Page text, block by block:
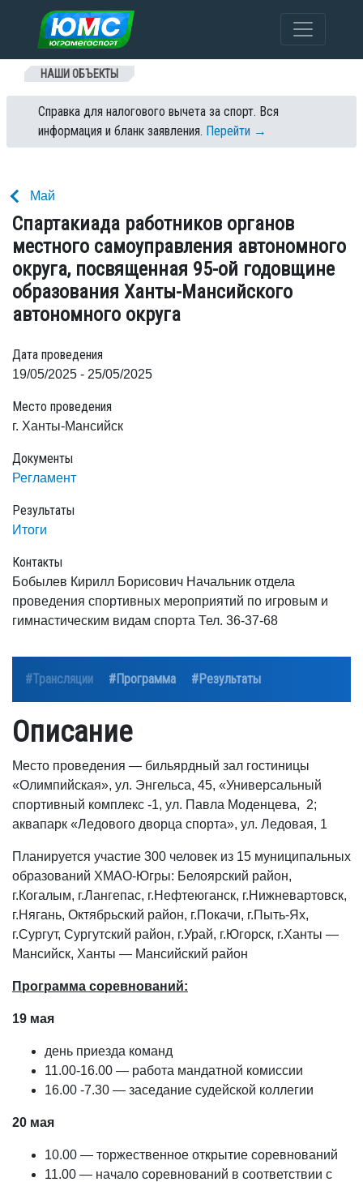
Перейти к содержанию
НАШИ ОБЪЕКТЫ
Справка для налогового вычета за спорт. Вся
информация и бланк заявления. Перейти →
Май
Спартакиада работников органов
местного самоуправления автономного
округа, посвященная 95-ой годовщине
образования Ханты-Мансийского
автономного округа
Дата проведения
19/05/2025 - 25/05/2025
Место проведения
г. Ханты-Мансийск
Документы
Регламент
Результаты
Итоги
Контакты
Бобылев Кирилл Борисович Начальник отдела
проведения спортивных мероприятий по игровым и
гимнастическим видам спорта Тел. 36-37-68
#Трансляции #Программа #Результаты
Описание
Место проведения — бильярдный зал гостиницы
«Олимпийская», ул. Энгельса, 45, «Универсальный
спортивный комплекс -1, ул. Павла Моденцева, 2;
аквапарк «Ледового дворца спорта», ул. Ледовая, 1
Планируется участие 300 человек из 15 муниципальных
образований ХМАО-Югры: Белоярский район,
г.Когалым, г.Лангепас, г.Нефтеюганск, г.Нижневартовск,
г.Нягань, Октябрьский район, г.Покачи, г.Пыть-Ях,
г.Сургут, Сургутский район, г.Урай, г.Югорск, г.Ханты —
Мансийск, Ханты — Мансийский район
Программа соревнований:
19 мая
день приезда команд
11.00-16.00 — работа мандатной комиссии
16.00 -7.30 — заседание судейской коллегии
20 мая
10.00 — торжественное открытие соревнований
11.00 — начало соревнований в соответствии с